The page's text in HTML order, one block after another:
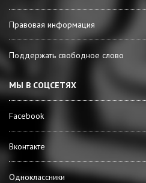
Правовая информация
Поддержать свободное слово
МЫ В СОЦСЕТЯХ
Facebook
Вконтакте
Одноклассники